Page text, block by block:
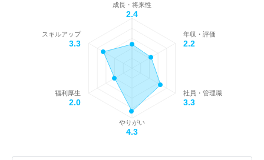
成長・将来性
2.4
年収・評価
2.2
社員・管理職
3.3
やりがい
4.3
福利厚生
2.0
スキルアップ
3.3